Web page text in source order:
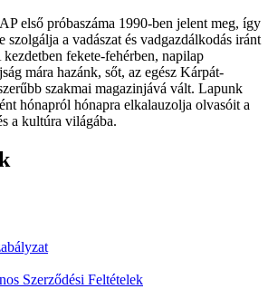
első próbaszáma 1990-ben jelent meg, így
szolgálja a vadászat és vadgazdálkodás iránt
fekete-fehérben, napilap
mára hazánk, sőt, az egész Kárpát-
szakmai magazinjává vált. Lapunk
hónapról hónapra elkalauzolja olvasóit a
a kultúra világába.
Szerződési Feltételek